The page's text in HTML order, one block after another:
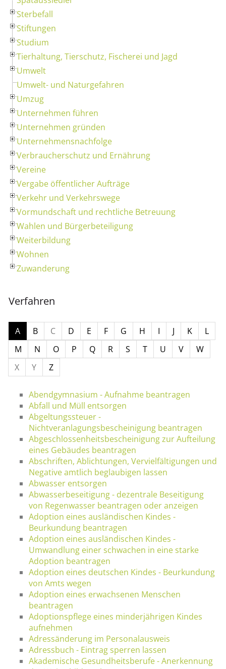
Sterbefall
Stiftungen
Studium
Tierhaltung, Tierschutz, Fischerei und Jagd
Umwelt
Umwelt- und Naturgefahren
Umzug
Unternehmen führen
Unternehmen gründen
Unternehmensnachfolge
Verbraucherschutz und Ernährung
Vereine
Vergabe öffentlicher Aufträge
Verkehr und Verkehrswege
Vormundschaft und rechtliche Betreuung
Wahlen und Bürgerbeteiligung
Weiterbildung
Wohnen
Zuwanderung
Verfahren
A B C D E F G H I J K
L
M
N O P Q R S T U V
W
X
Y Z
Abendgymnasium - Aufnahme beantragen
Abfall und Müll entsorgen
Abgeltungssteuer -
Nichtveranlagungsbescheinigung beantragen
Abgeschlossenheitsbescheinigung zur Aufteilung
eines Gebäudes beantragen
Abschriften, Ablichtungen, Vervielfältigungen und
Negative amtlich beglaubigen lassen
Abwasser entsorgen
Abwasserbeseitigung - dezentrale Beseitigung
von Regenwasser beantragen oder anzeigen
Adoption eines ausländischen Kindes -
Beurkundung beantragen
Adoption eines ausländischen Kindes -
Umwandlung einer schwachen in eine starke
Adoption beantragen
Adoption eines deutschen Kindes - Beurkundung
von Amts wegen
Adoption eines erwachsenen Menschen
beantragen
Adoptionspflege eines minderjährigen Kindes
aufnehmen
Adressänderung im Personalausweis
Adressbuch - Eintrag sperren lassen
Akademische Gesundheitsberufe - Anerkennung